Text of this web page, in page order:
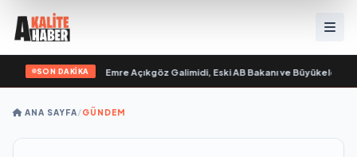
SON DAKİKA
“ yayımlandı• Ali Emre Açıkgöz Galimidi, Eski AB Bakanı ve Büyükelçi
ANA SAYFA/GÜNDEM